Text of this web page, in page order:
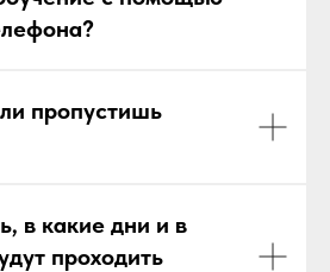
пропустишь
в какие дни и в
проходить